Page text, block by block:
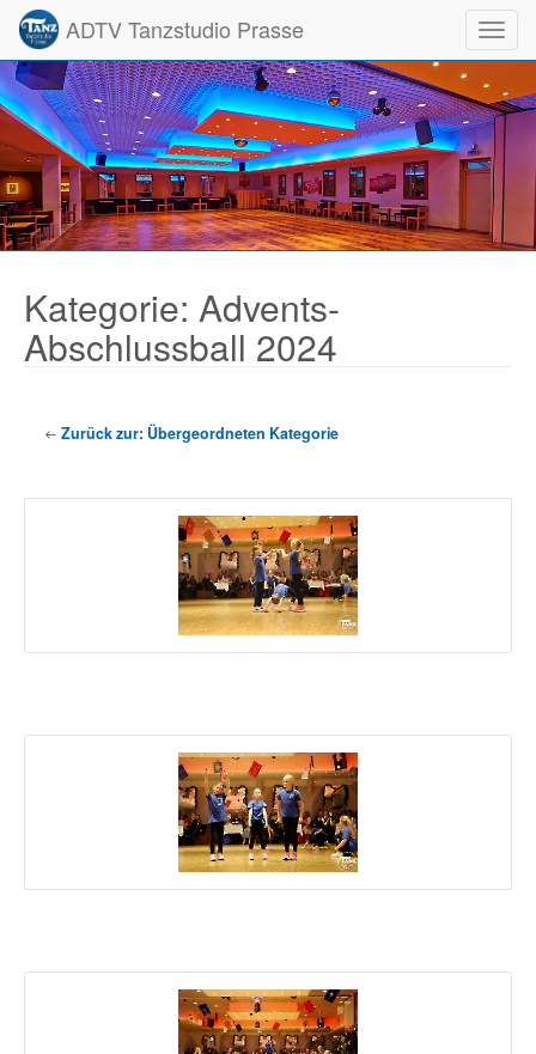
ADTV Tanzstudio Prasse
Kategorie: Advents-
Abschlussball 2024
Zurück zur: Übergeordneten Kategorie